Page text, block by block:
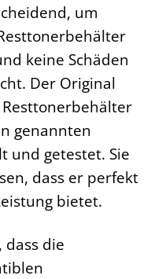
um
keine Schäden
Der Original
Resttonerbehälter
genannten
und getestet. Sie
dass er perfekt
bietet.
dass die